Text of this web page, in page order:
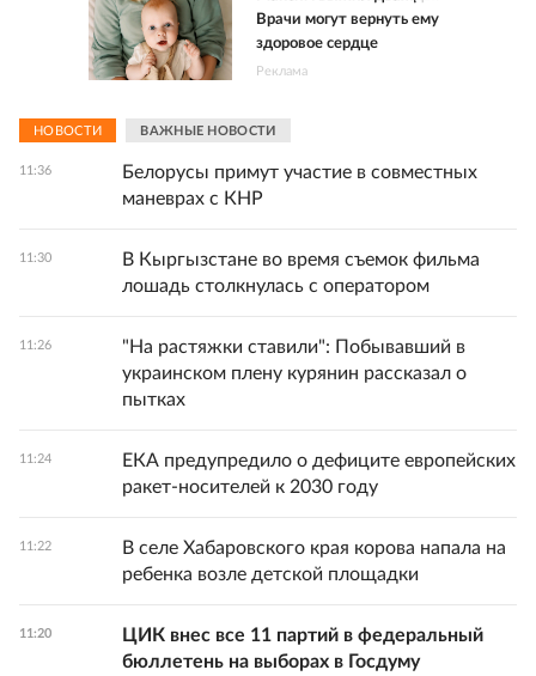
Врачи могут вернуть ему
здоровое сердце
Реклама
НОВОСТИ ВАЖНЫЕ НОВОСТИ
11:36
Белорусы примут участие в совместных
маневрах с КНР
11:30
В Кыргызстане во время съемок фильма
лошадь столкнулась с оператором
11:26
"На растяжки ставили": Побывавший в
украинском плену курянин рассказал о
пытках
11:24
ЕКА предупредило о дефиците европейских
ракет-носителей к 2030 году
11:22
В селе Хабаровского края корова напала на
ребенка возле детской площадки
11:20
ЦИК внес все 11 партий в федеральный
бюллетень на выборах в Госдуму